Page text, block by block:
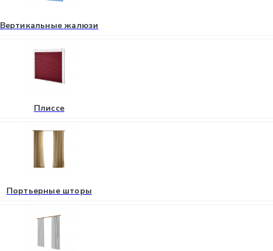
Вертикальные жалюзи
Плиссе
Портьерные шторы